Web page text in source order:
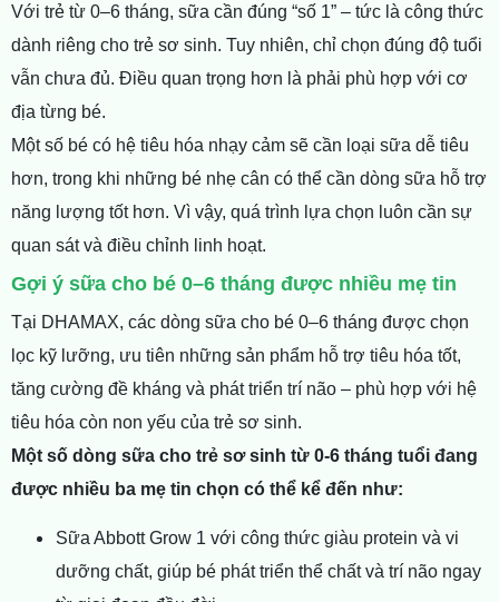
Với trẻ từ 0–6 tháng, sữa cần đúng “số 1” – tức là công thức
dành riêng cho trẻ sơ sinh. Tuy nhiên, chỉ chọn đúng độ tuổi
vẫn chưa đủ. Điều quan trọng hơn là phải phù hợp với cơ
địa từng bé.
Một số bé có hệ tiêu hóa nhạy cảm sẽ cần loại sữa dễ tiêu
hơn, trong khi những bé nhẹ cân có thể cần dòng sữa hỗ trợ
năng lượng tốt hơn. Vì vậy, quá trình lựa chọn luôn cần sự
quan sát và điều chỉnh linh hoạt.
Gợi ý sữa cho bé 0–6 tháng được nhiều mẹ tin
Tại DHAMAX, các dòng sữa cho bé 0–6 tháng được chọn
lọc kỹ lưỡng, ưu tiên những sản phẩm hỗ trợ tiêu hóa tốt,
tăng cường đề kháng và phát triển trí não – phù hợp với hệ
tiêu hóa còn non yếu của trẻ sơ sinh.
Một số dòng sữa cho trẻ sơ sinh từ 0-6 tháng tuổi đang
được nhiều ba mẹ tin chọn có thể kể đến như:
Sữa Abbott Grow 1 với công thức giàu protein và vi
dưỡng chất, giúp bé phát triển thể chất và trí não ngay